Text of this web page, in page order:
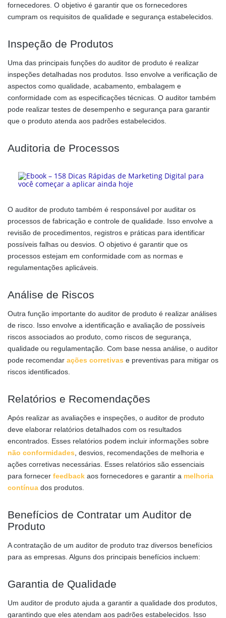
fornecedores. O objetivo é garantir que os fornecedores
cumpram os requisitos de qualidade e segurança estabelecidos.
Inspeção de Produtos
Uma das principais funções do auditor de produto é realizar
inspeções detalhadas nos produtos. Isso envolve a verificação de
aspectos como qualidade, acabamento, embalagem e
conformidade com as especificações técnicas. O auditor também
pode realizar testes de desempenho e segurança para garantir
que o produto atenda aos padrões estabelecidos.
Auditoria de Processos
O auditor de produto também é responsável por auditar os
processos de fabricação e controle de qualidade. Isso envolve a
revisão de procedimentos, registros e práticas para identificar
possíveis falhas ou desvios. O objetivo é garantir que os
processos estejam em conformidade com as normas e
regulamentações aplicáveis.
Análise de Riscos
Outra função importante do auditor de produto é realizar análises
de risco. Isso envolve a identificação e avaliação de possíveis
riscos associados ao produto, como riscos de segurança,
qualidade ou regulamentação. Com base nessa análise, o auditor
pode recomendar ações corretivas e preventivas para mitigar os
riscos identificados.
Relatórios e Recomendações
Após realizar as avaliações e inspeções, o auditor de produto
deve elaborar relatórios detalhados com os resultados
encontrados. Esses relatórios podem incluir informações sobre
não conformidades, desvios, recomendações de melhoria e
ações corretivas necessárias. Esses relatórios são essenciais
para fornecer feedback aos fornecedores e garantir a melhoria
contínua dos produtos.
Benefícios de Contratar um Auditor de
Produto
A contratação de um auditor de produto traz diversos benefícios
para as empresas. Alguns dos principais benefícios incluem:
Garantia de Qualidade
Um auditor de produto ajuda a garantir a qualidade dos produtos,
garantindo que eles atendam aos padrões estabelecidos. Isso